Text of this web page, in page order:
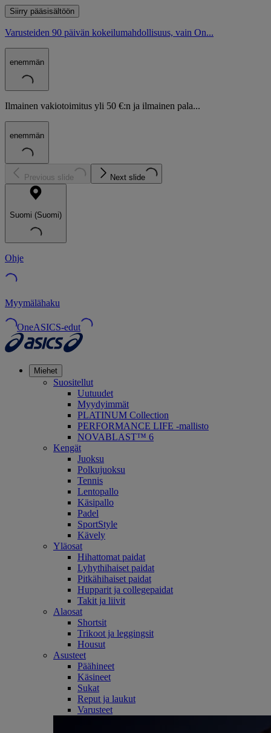
Siirry pääsisältöön
Varusteiden 90 päivän kokeilumahdollisuus, vain On...
enemmän
Ilmainen vakiotoimitus yli 50 €:n ja ilmainen pala...
enemmän
Previous slide Next slide
Suomi (Suomi)
Ohje
Myymälähaku
OneASICS-edut
Miehet
Suositellut
Uutuudet
Myydyimmät
PLATINUM Collection
PERFORMANCE LIFE -mallisto
NOVABLAST™ 6
Kengät
Juoksu
Polkujuoksu
Tennis
Lentopallo
Käsipallo
Padel
SportStyle
Kävely
Yläosat
Hihattomat paidat
Lyhythihaiset paidat
Pitkähihaiset paidat
Hupparit ja collegepaidat
Takit ja liivit
Alaosat
Shortsit
Trikoot ja leggingsit
Housut
Asusteet
Päähineet
Käsineet
Sukat
Reput ja laukut
Varusteet